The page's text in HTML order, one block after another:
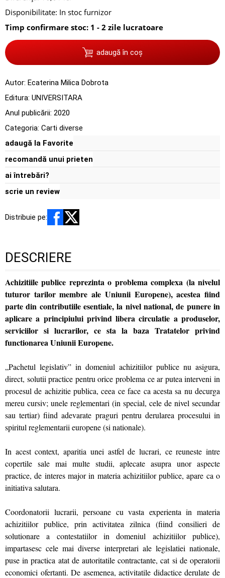
Disponibilitate: In stoc furnizor
Timp confirmare stoc: 1 - 2 zile lucratoare
adaugă în coș
Autor: Ecaterina Milica Dobrota
Editura: UNIVERSITARA
Anul publicării: 2020
Categoria: Carti diverse
adaugă la Favorite
recomandă unui prieten
ai întrebări?
scrie un review
Distribuie pe:
DESCRIERE
Achizitiile publice reprezinta o problema complexa (la nivelul
tuturor tarilor membre ale Uniunii Europene), acestea fiind
parte din contributiile esentiale, la nivel national, de punere in
aplicare a principiului privind libera circulatie a produselor,
serviciilor si lucrarilor, ce sta la baza Tratatelor privind
functionarea Uniunii Europene.
„Pachetul legislativ” in domeniul achizitiilor publice nu asigura,
direct, solutii practice pentru orice problema ce ar putea interveni in
procesul de achizitie publica, ceea ce face ca acesta sa nu decurga
mereu cursiv; unele reglementari (in special, cele de nivel secundar
sau tertiar) fiind adevarate praguri pentru derularea procesului in
spiritul reglementarii europene (si nationale).
In acest context, aparitia unei astfel de lucrari, ce reuneste intre
copertile sale mai multe studii, aplecate asupra unor aspecte
practice, de interes major in materia achizitiilor publice, apare ca o
initiativa salutara.
Coordonatorii lucrarii, persoane cu vasta experienta in materia
achizitiilor publice, prin activitatea zilnica (fiind consilieri de
solutionare a contestatiilor in domeniul achizitiilor publice),
impartasesc cele mai diverse interpretari ale legislatiei nationale,
puse in practica atat de autoritatile contractante, cat si de operatorii
economici ofertanti. De asemenea, activitatile didactice derulate de